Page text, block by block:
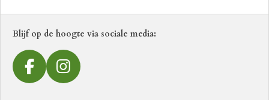
Blijf op de hoogte via sociale media:
F
I